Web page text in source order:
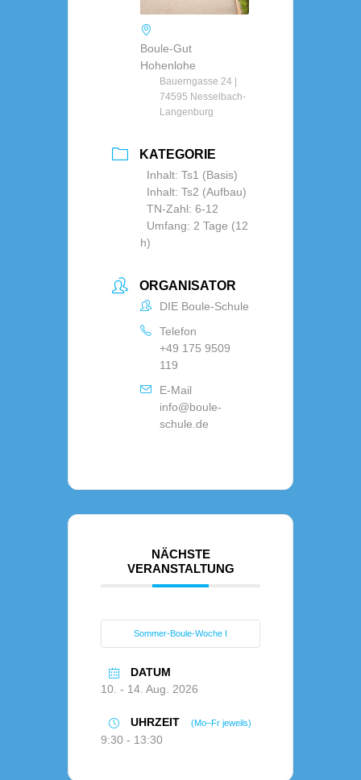
Boule-Gut
Hohenlohe
Bauerngasse 24 |
74595 Nesselbach-
Langenburg
KATEGORIE
Inhalt: Ts1 (Basis)
Inhalt: Ts2 (Aufbau)
TN-Zahl: 6-12
Umfang: 2 Tage (12
h)
ORGANISATOR
DIE Boule-Schule
Telefon
+49 175 9509
119
E-Mail
info@boule-
schule.de
NÄCHSTE
VERANSTALTUNG
Sommer-Boule-Woche I
DATUM
10. - 14. Aug. 2026
UHRZEIT (Mo–Fr jeweils)
9:30 - 13:30